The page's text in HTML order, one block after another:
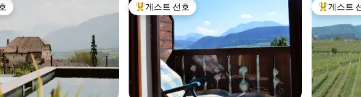
호 상위 게스트 선호
게스트 선호 상위 게스
게스트